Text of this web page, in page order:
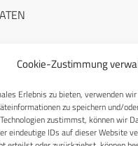
Cookie-Zustimmung
Erlebnis zu bieten, verwenden
zu speichern und/
zustimmst, können wir
eindeutige IDs auf dieser Website